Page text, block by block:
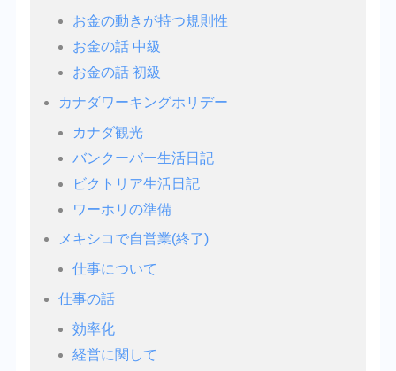
お金の動きが持つ規則性
お金の話 中級
お金の話 初級
カナダワーキングホリデー
カナダ観光
バンクーバー生活日記
ビクトリア生活日記
ワーホリの準備
メキシコで自営業(終了)
仕事について
仕事の話
効率化
経営に関して